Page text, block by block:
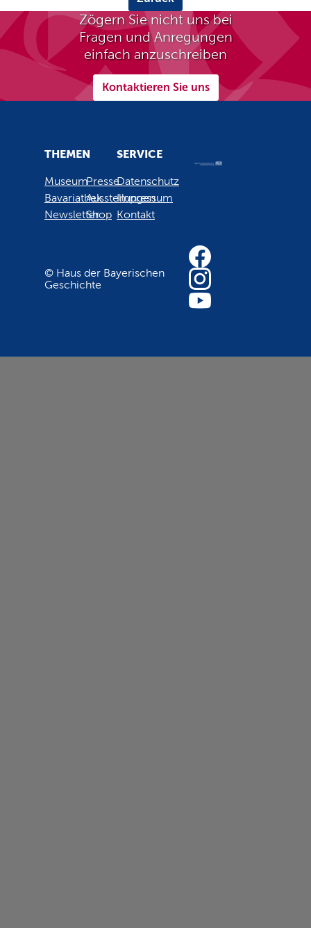
Zögern Sie nicht uns bei
Fragen und Anregungen
einfach anzuschreiben
Kontaktieren Sie uns
THEMEN
Museum
Bavariathek
Newsletter
Presse
Ausstellungen
Shop
SERVICE
Datenschutz
Impressum
Kontakt
© Haus der Bayerischen
Geschichte